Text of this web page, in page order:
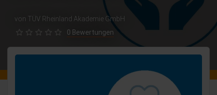
von TÜV Rheinland Akademie GmbH
0 Bewertungen